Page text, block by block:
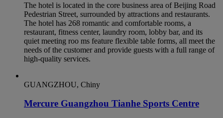
The hotel is located in the core business area of Beijing Road
Pedestrian Street, surrounded by attractions and restaurants.
The hotel has 268 romantic and comfortable rooms, a
restaurant, fitness center, laundry room, lobby bar, and its
quiet meeting roo ms feature flexible table forms, all meet the
needs of the customer and provide guests with a full range of
high-quality services.
GUANGZHOU, Chiny
Mercure Guangzhou Tianhe Sports Centre